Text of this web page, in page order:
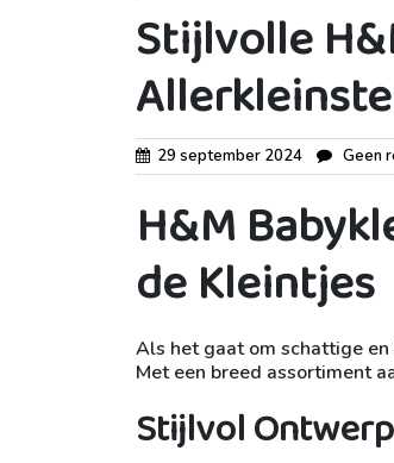
Stijlvolle
29 september 2024 Geen
H&M
de Kleintjes
Als het gaat om schattige en
Met een breed assortiment
Stijlvol Ontwerp